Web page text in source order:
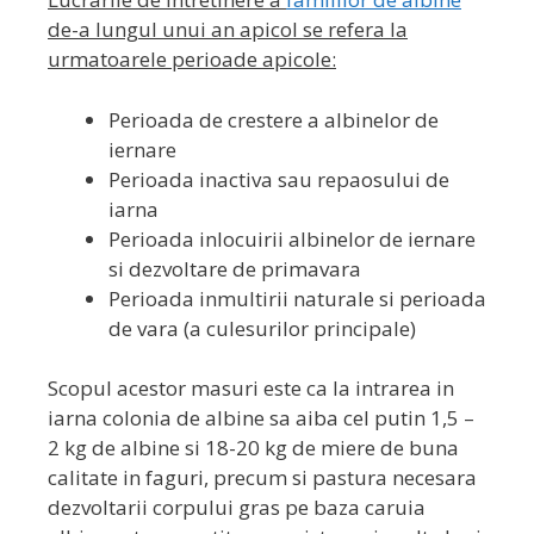
de-a lungul unui an apicol se refera la
urmatoarele perioade apicole:
Perioada de crestere a albinelor de
iernare
Perioada inactiva sau repaosului de
iarna
Perioada inlocuirii albinelor de iernare
si dezvoltare de primavara
Perioada inmultirii naturale si perioada
de vara (a culesurilor principale)
Scopul acestor masuri este ca la intrarea in
iarna colonia de albine sa aiba cel putin 1,5 –
2 kg de albine si 18-20 kg de miere de buna
calitate in faguri, precum si pastura necesara
dezvoltarii corpului gras pe baza caruia